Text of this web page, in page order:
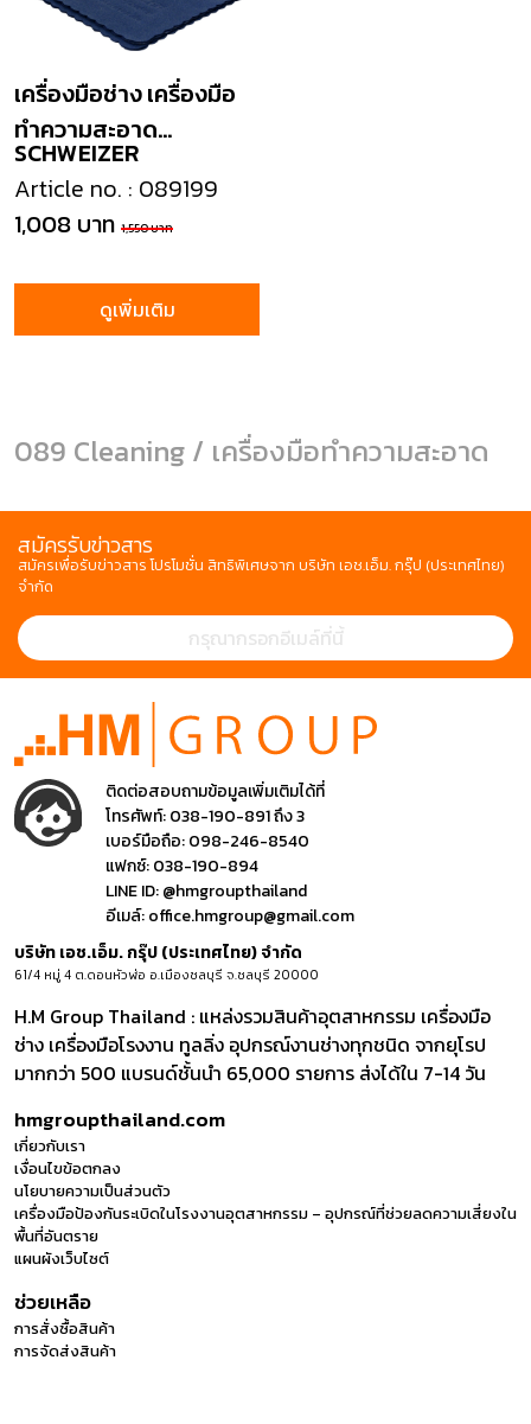
SCHWEIZER
เครื่องมือช่าง เครื่องมือ
ทำความสะอาด
Cleaning set
Article no. : 089199
1,008 บาท 1,550 บาท
ดูเพิ่มเติม
089 Cleaning / เครื่องมือทำความสะอาด
สมัครรับข่าวสาร
สมัครเพื่อรับข่าวสาร โปรโมชั่น สิทธิพิเศษจาก บริษัท เอช.เอ็ม. กรุ๊ป (ประเทศไทย)
จำกัด
ติดต่อสอบถามข้อมูลเพิ่มเติมได้ที่
โทรศัพท์:038-190-891 ถึง 3
เบอร์มือถือ:098-246-8540
แฟกซ์:038-190-894
LINE ID:@hmgroupthailand
อีเมล์:office.hmgroup@gmail.com
บริษัท เอช.เอ็ม. กรุ๊ป (ประเทศไทย) จำกัด
61/4 หมู่ 4 ต.ดอนหัวฬ่อ อ.เมืองชลบุรี จ.ชลบุรี 20000
H.M Group Thailand : แหล่งรวมสินค้าอุตสาหกรรม เครื่องมือ
ช่าง เครื่องมือโรงงาน ทูลลิ่ง อุปกรณ์งานช่างทุกชนิด จากยุโรป
มากกว่า 500 แบรนด์ชั้นนำ 65,000 รายการ ส่งได้ใน 7-14 วัน
hmgroupthailand.com
เกี่ยวกับเรา
เงื่อนไขข้อตกลง
นโยบายความเป็นส่วนตัว
เครื่องมือป้องกันระเบิดในโรงงานอุตสาหกรรม – อุปกรณ์ที่ช่วยลดความเสี่ยงใน
พื้นที่อันตราย
แผนผังเว็บไซต์
ช่วยเหลือ
การสั่งซื้อสินค้า
การจัดส่งสินค้า